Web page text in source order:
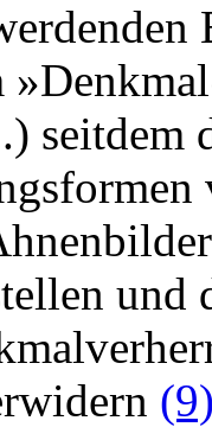
seitdem
und
(9)